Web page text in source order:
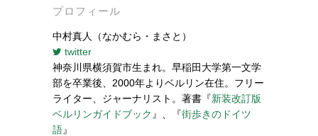
プロフィール
中村真人（なかむら・まさと）
twitter
神奈川県横須賀市生まれ。早稲田大学第一文学
部を卒業後、2000年よりベルリン在住。フリー
ライター、ジャーナリスト。著書『新装改訂版
ベルリンガイドブック 』、『街歩きのドイツ
語』